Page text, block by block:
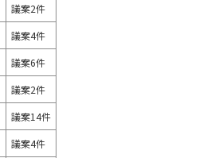
議案2件
議案4件
議案6件
議案2件
議案14件
議案4件